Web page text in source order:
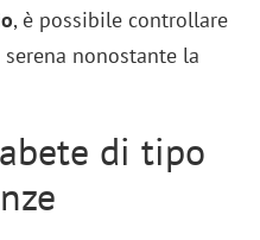
, è possibile controllare
nonostante la
di tipo